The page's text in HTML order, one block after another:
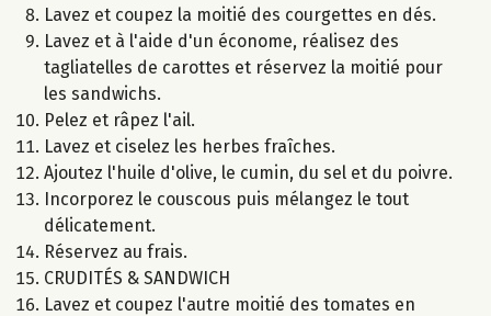
Lavez et coupez la moitié des courgettes en dés.
Lavez et à l'aide d'un économe, réalisez des
tagliatelles de carottes et réservez la moitié pour
les sandwichs.
Pelez et râpez l'ail.
Lavez et ciselez les herbes fraîches.
Ajoutez l'huile d'olive, le cumin, du sel et du poivre.
Incorporez le couscous puis mélangez le tout
délicatement.
Réservez au frais.
CRUDITÉS & SANDWICH
Lavez et coupez l'autre moitié des tomates en